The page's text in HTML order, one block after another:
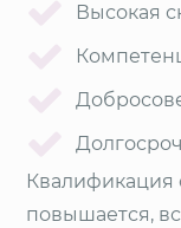
Высокая
Квалификация
повышается,